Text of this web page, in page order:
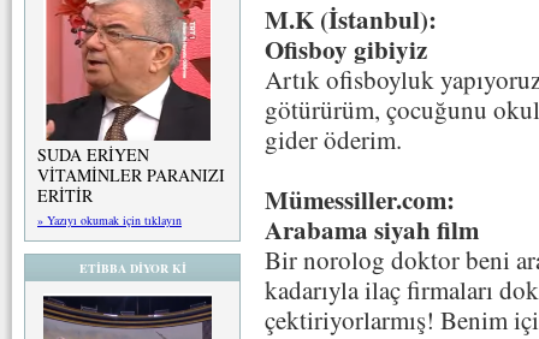
SUDA ERİYEN
VİTAMİNLER PARANIZI
ERİTİR
» Yazıyı okumak için tıklayın
ETİBBA DİYOR Kİ
M.K (İstanbul):
Ofisboy gibiyiz
Artık ofisboyluk
götürürüm, çocuğunu
gider öderim.
Mümessiller.com:
Arabama siyah film
Bir norolog doktor beni
kadarıyla ilaç firmaları
çektiriyorlarmış! Benim